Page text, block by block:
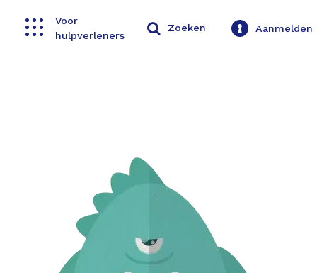
Toggle navigation
Voor
hulpverleners
Zoeken Aanmelden